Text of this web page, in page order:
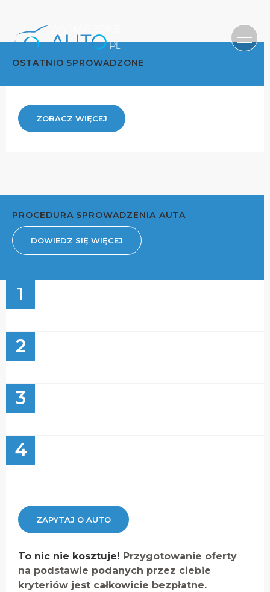
OSTATNIO SPROWADZONE
ZOBACZ WIĘCEJ
PROCEDURA SPROWADZENIA AUTA
DOWIEDZ SIĘ WIĘCEJ
1
2
3
4
ZAPYTAJ O AUTO
To nic nie kosztuje! Przygotowanie oferty
na podstawie podanych przez ciebie
kryteriów jest całkowicie bezpłatne.